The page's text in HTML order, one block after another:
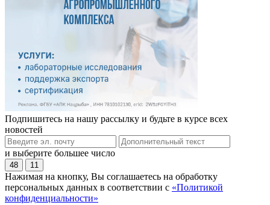
Подпишитесь на нашу рассылку и будьте в курсе всех
новостей
и выберите большее число
48 11
Нажимая на кнопку, Вы соглашаетесь на обработку
персональных данных в соответствии с «Политикой
конфиденциальности»